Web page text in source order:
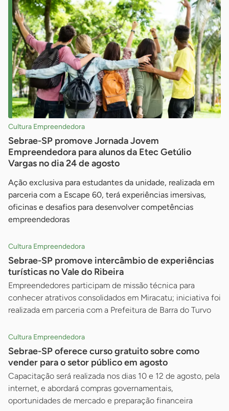
Cultura Empreendedora
Sebrae-SP promove Jornada Jovem
Empreendedora para alunos da Etec Getúlio
Vargas no dia 24 de agosto
Ação exclusiva para estudantes da unidade, realizada em
parceria com a Escape 60, terá experiências imersivas,
oficinas e desafios para desenvolver competências
empreendedoras
Cultura Empreendedora
Sebrae-SP promove intercâmbio de experiências
turísticas no Vale do Ribeira
Empreendedores participam de missão técnica para
conhecer atrativos consolidados em Miracatu; iniciativa foi
realizada em parceria com a Prefeitura de Barra do Turvo
Cultura Empreendedora
Sebrae-SP oferece curso gratuito sobre como
vender para o setor público em agosto
Capacitação será realizada nos dias 10 e 12 de agosto, pela
internet, e abordará compras governamentais,
oportunidades de mercado e preparação financeira